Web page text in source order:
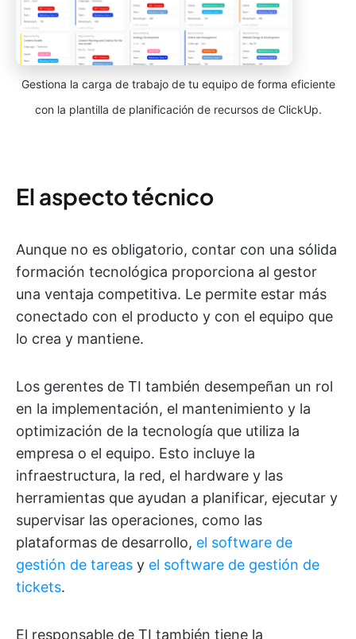
Gestiona la carga de trabajo de tu equipo de forma eficiente
con la plantilla de planificación de recursos de ClickUp.
El aspecto técnico
Aunque no es obligatorio, contar con una sólida
formación tecnológica proporciona al gestor
una ventaja competitiva. Le permite estar más
conectado con el producto y con el equipo que
lo crea y mantiene.
Los gerentes de TI también desempeñan un rol
en la implementación, el mantenimiento y la
optimización de la tecnología que utiliza la
empresa o el equipo. Esto incluye la
infraestructura, la red, el hardware y las
herramientas que ayudan a planificar, ejecutar y
supervisar las operaciones, como las
plataformas de desarrollo, el software de
gestión de tareas y el software de gestión de
tickets.
El responsable de TI también tiene la